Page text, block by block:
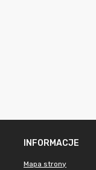
INFORMACJE
Mapa strony